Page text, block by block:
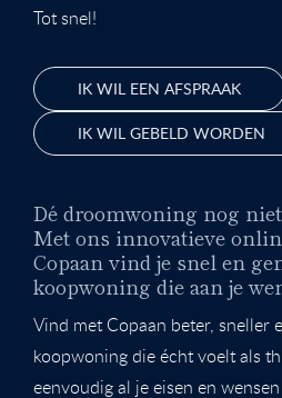
Tot snel!
IK WIL EEN AFSPRAAK
IK WIL GEBELD WORDEN
Dé droomwoning nog
Met ons innovatieve
Copaan vind je snel en
koopwoning die aan je
Vind met Copaan beter, sneller
koopwoning die écht voelt als
eenvoudig al je eisen en